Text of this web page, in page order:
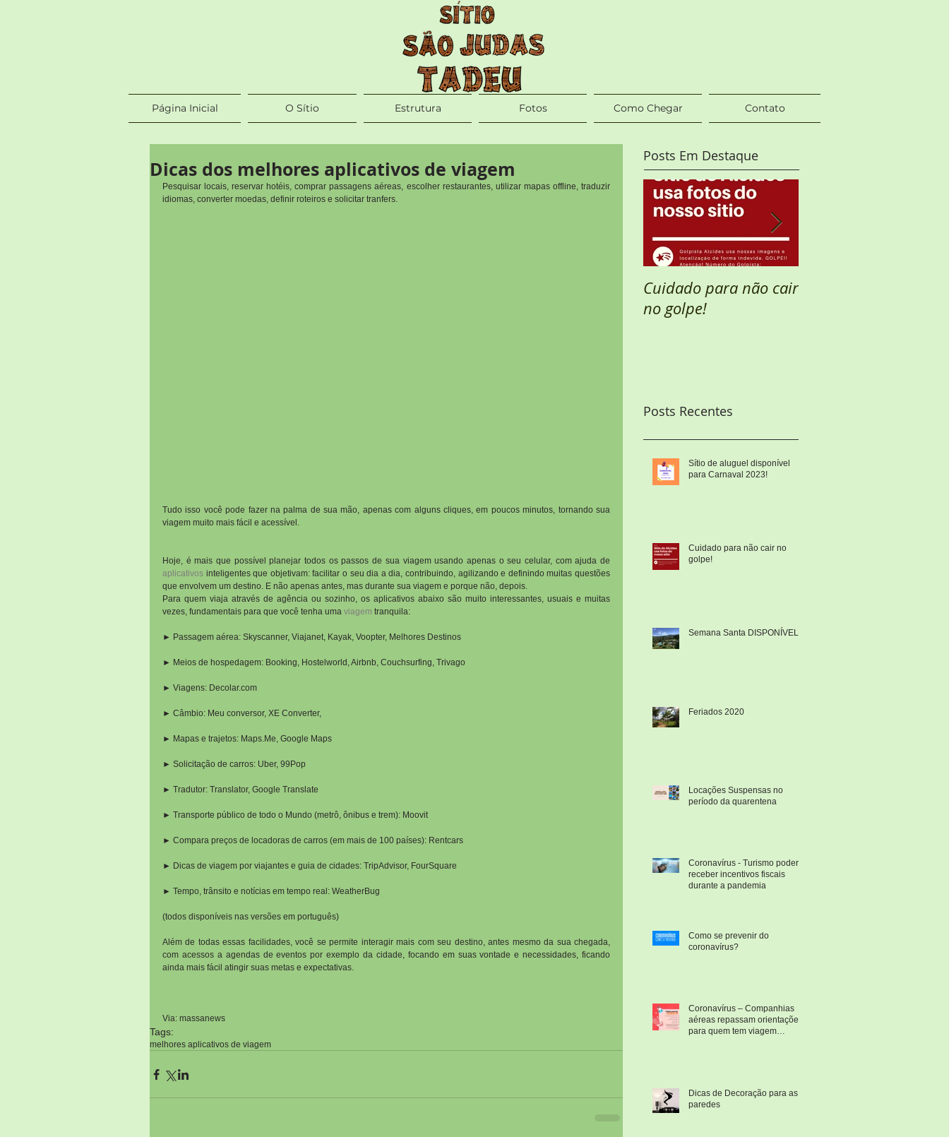
Página Inicial O Sítio Estrutura Fotos Como Chegar Contato
Dicas dos melhores aplicativos de viagem
Pesquisar locais, reservar hotéis, comprar passagens aéreas, escolher restaurantes, utilizar mapas offline, traduzir
idiomas, converter moedas, definir roteiros e solicitar tranfers.
Tudo isso você pode fazer na palma de sua mão, apenas com alguns cliques, em poucos minutos, tornando sua
viagem muito mais fácil e acessível.
aplicativos inteligentes que objetivam: facilitar o seu dia a dia, contribuindo, agilizando e definindo muitas questões
que envolvem um destino. E não apenas antes, mas durante sua viagem e porque não, depois.
Para quem viaja através de agência ou sozinho, os aplicativos abaixo são muito interessantes, usuais e muitas
vezes, fundamentais para que você tenha uma viagem tranquila:
► Passagem aérea: Skyscanner, Viajanet, Kayak, Voopter, Melhores Destinos
► Meios de hospedagem: Booking, Hostelworld, Airbnb, Couchsurfing, Trivago
► Viagens: Decolar.com
► Câmbio: Meu conversor, XE Converter,
► Mapas e trajetos: Maps.Me, Google Maps
► Solicitação de carros: Uber, 99Pop
► Tradutor: Translator, Google Translate
► Transporte público de todo o Mundo (metrô, ônibus e trem): Moovit
► Compara preços de locadoras de carros (em mais de 100 países): Rentcars
► Dicas de viagem por viajantes e guia de cidades: TripAdvisor, FourSquare
► Tempo, trânsito e notícias em tempo real: WeatherBug
(todos disponíveis nas versões em português)
Além de todas essas facilidades, você se permite interagir mais com seu destino, antes mesmo da sua chegada,
com acessos a agendas de eventos por exemplo da cidade, focando em suas vontade e necessidades, ficando
ainda mais fácil atingir suas metas e expectativas.
Via: massanews
Tags:
melhores aplicativos de viagem
Posts Em Destaque
Cuidado para não cair
no golpe!
Posts Recentes
Sítio de aluguel disponível
para Carnaval 2023!
Cuidado para não cair no
golpe!
Semana Santa DISPONÍVEL
Feriados 2020
Locações Suspensas no
período da quarentena
Coronavírus - Turismo poderá
receber incentivos fiscais
durante a pandemia
Como se prevenir do
coronavírus?
Coronavírus – Companhias
aéreas repassam orientações
para quem tem viagem
Dicas de Decoração para as
paredes